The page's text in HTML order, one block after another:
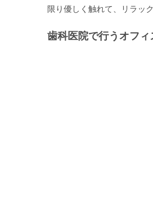
限り優しく触れて、リラッ
歯科医院で行うオフ